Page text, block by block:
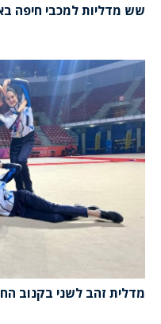
שש מדליות למכבי חיפה
מדלית זהב לשני בקנוב